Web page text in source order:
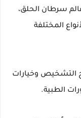
سرطان الحلق،
المختلفة
التشخيص وخيارات
الطبية.